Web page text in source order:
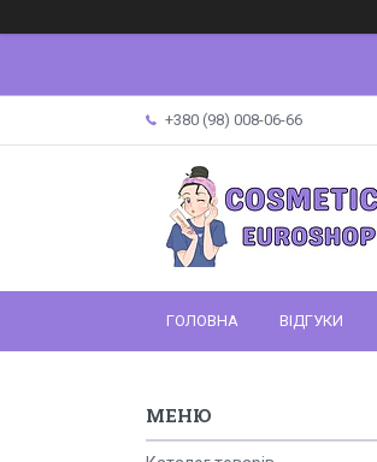
+380 (98) 008-06-66
ГОЛОВНА ВІДГУКИ